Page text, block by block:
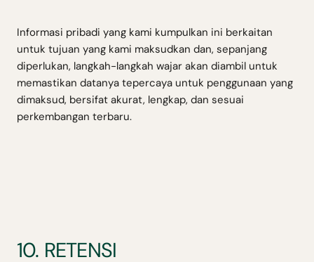
Informasi pribadi yang kami kumpulkan ini berkaitan
untuk tujuan yang kami maksudkan dan, sepanjang
diperlukan, langkah-langkah wajar akan diambil untuk
memastikan datanya tepercaya untuk penggunaan yang
dimaksud, bersifat akurat, lengkap, dan sesuai
perkembangan terbaru.
10. RETENSI